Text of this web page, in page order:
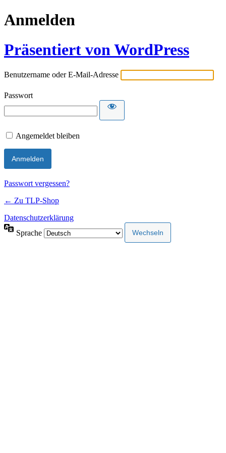
Anmelden
Präsentiert von WordPress
Benutzername oder E-Mail-Adresse
Passwort
Angemeldet bleiben
Passwort vergessen?
← Zu TLP-Shop
Datenschutzerklärung
Sprache